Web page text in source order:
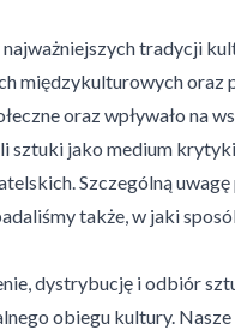
tradycji
międzykulturowych
oraz wpływało na
jako medium
Szczególną
także, w jaki
dystrybucję i odbiór
obiegu kultury.